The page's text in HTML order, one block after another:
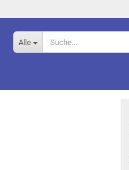
Alle